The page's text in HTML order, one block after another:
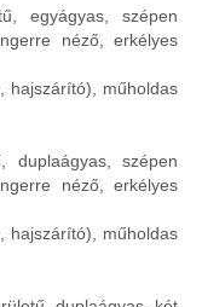
egyágyas, szépen
néző, erkélyes
hajszárító), műholdas
duplaágyas, szépen
néző, erkélyes
hajszárító), műholdas